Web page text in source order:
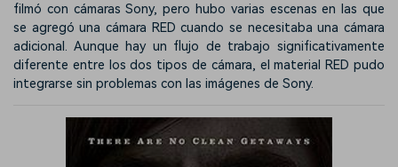
filmó con cámaras Sony, pero hubo varias escenas en las que
se agregó una cámara RED cuando se necesitaba una cámara
adicional. Aunque hay un flujo de trabajo significativamente
diferente entre los dos tipos de cámara, el material RED pudo
integrarse sin problemas con las imágenes de Sony.